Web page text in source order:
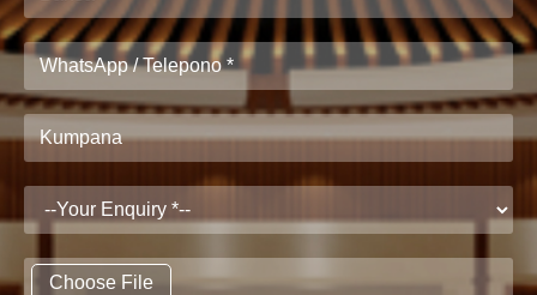
Choose File